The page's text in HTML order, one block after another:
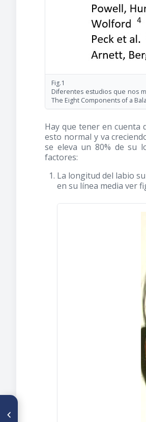
Fig.1
Diferentes estudios que nos
The Eight Components of a
Hay que tener en cuenta
esto normal y va
se eleva un 80% de su
factores:
La longitud del labio
en su línea media ver